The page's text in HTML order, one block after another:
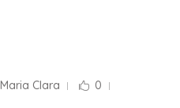
Maria Clara 0